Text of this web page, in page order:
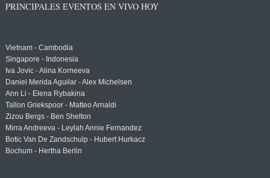
PRINCIPALES EVENTOS EN VIVO HOY
Vietnam - Cambodia
Singapore - Indonesia
Iva Jovic - Alina Korneeva
Daniel Merida Aguilar - Alex Michelsen
Ann Li - Elena Rybakina
Tallon Griekspoor - Matteo Arnaldi
Zizou Bergs - Ben Shelton
Mirra Andreeva - Leylah Annie Fernandez
Botic Van De Zandschulp - Hubert Hurkacz
Bochum - Hertha Berlin